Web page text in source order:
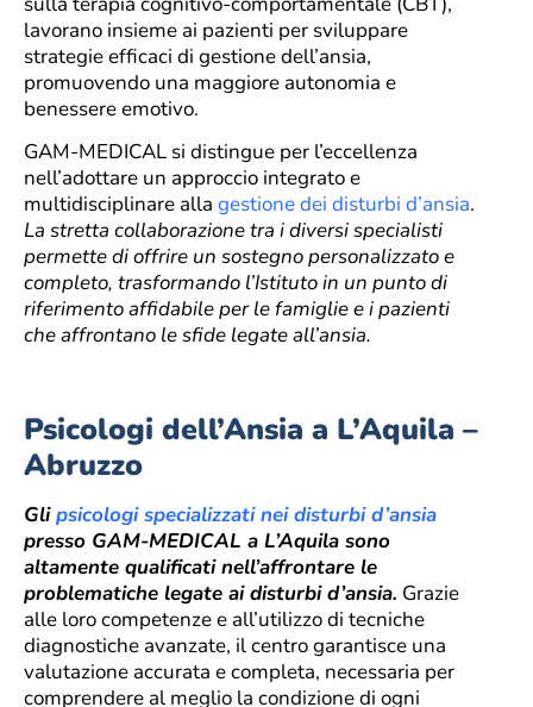
lavorano insieme ai pazienti per sviluppare
strategie efficaci di gestione dell’ansia,
promuovendo una maggiore autonomia e
benessere emotivo.
GAM-MEDICAL si distingue per l’eccellenza
nell’adottare un approccio integrato e
multidisciplinare alla gestione dei disturbi d’ansia.
La stretta collaborazione tra i diversi specialisti
permette di offrire un sostegno personalizzato e
completo, trasformando l’Istituto in un punto di
riferimento affidabile per le famiglie e i pazienti
che affrontano le sfide legate all’ansia.
Psicologi dell’Ansia a L’Aquila –
Abruzzo
Glipsicologi specializzati nei disturbi d’ansia
presso GAM-MEDICAL a L’Aquila sono
altamente qualificati nell’affrontare le
problematiche legate ai disturbi d’ansia. Grazie
alle loro competenze e all’utilizzo di tecniche
diagnostiche avanzate, il centro garantisce una
valutazione accurata e completa, necessaria per
comprendere al meglio la condizione di ogni